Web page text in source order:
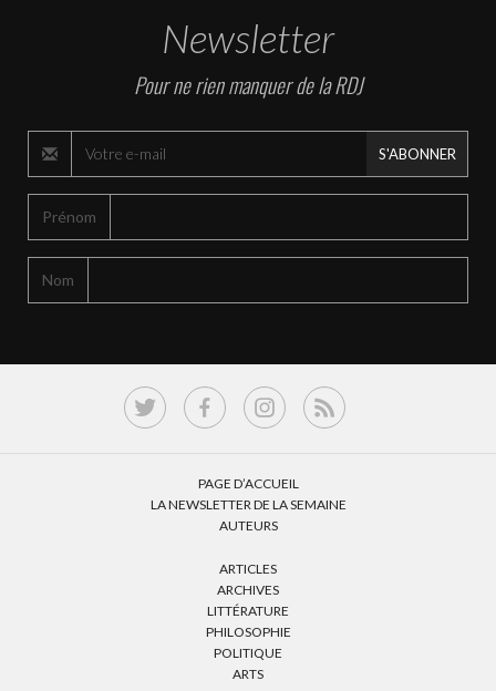
Newsletter
Pour ne rien manquer de la RDJ
S'ABONNER
Prénom
Nom
PAGE D’ACCUEIL
LA NEWSLETTER DE LA SEMAINE
AUTEURS
ARTICLES
ARCHIVES
LITTÉRATURE
PHILOSOPHIE
POLITIQUE
ARTS